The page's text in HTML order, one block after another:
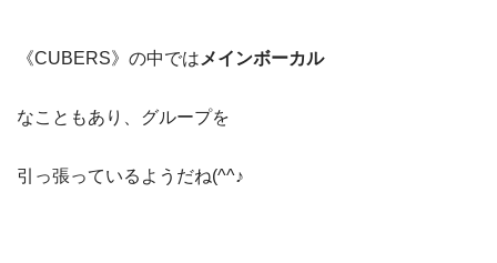
《CUBERS》の中では メインボーカル
なこともあり、グループを
引っ張っているようだね(^^♪